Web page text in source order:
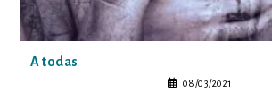
A todas
08/03/2021